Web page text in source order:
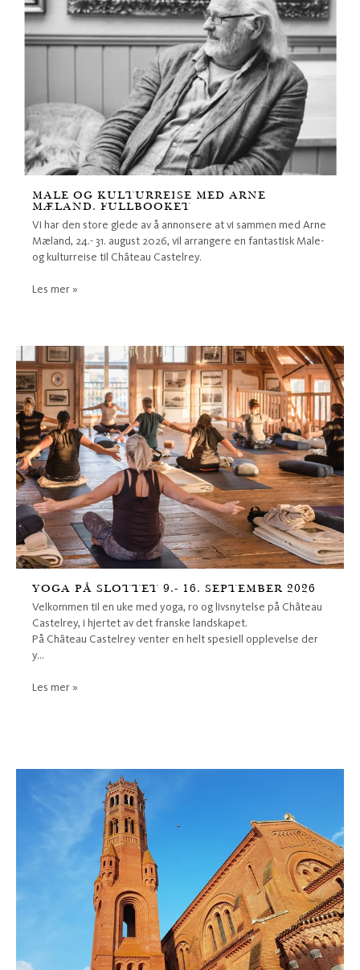
MALE OG KULTURREISE MED ARNE
MÆLAND. FULLBOOKET
Vi har den store glede av å annonsere at vi sammen med Arne
Mæland, 24.- 31. august 2026, vil arrangere en fantastisk Male-
og kulturreise til Château Castelrey.
Les mer »
YOGA PÅ SLOTTET 9.- 16. SEPTEMBER 2026
Velkommen til en uke med yoga, ro og livsnytelse på Château
Castelrey, i hjertet av det franske landskapet.
På Château Castelrey venter en helt spesiell opplevelse der
y...
Les mer »